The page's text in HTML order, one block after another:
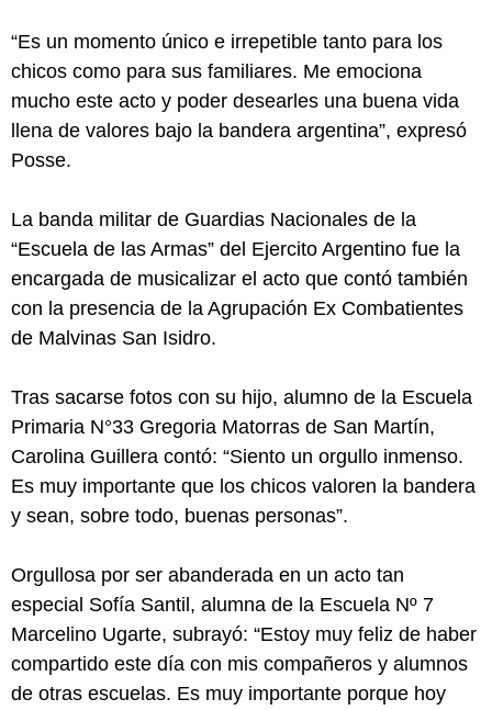
“Es un momento único e irrepetible tanto para los
chicos como para sus familiares. Me emociona
mucho este acto y poder desearles una buena vida
llena de valores bajo la bandera argentina”, expresó
Posse.
La banda militar de Guardias Nacionales de la
“Escuela de las Armas” del Ejercito Argentino fue la
encargada de musicalizar el acto que contó también
con la presencia de la Agrupación Ex Combatientes
de Malvinas San Isidro.
Tras sacarse fotos con su hijo, alumno de la Escuela
Primaria N°33 Gregoria Matorras de San Martín,
Carolina Guillera contó: “Siento un orgullo inmenso.
Es muy importante que los chicos valoren la bandera
y sean, sobre todo, buenas personas”.
Orgullosa por ser abanderada en un acto tan
especial Sofía Santil, alumna de la Escuela Nº 7
Marcelino Ugarte, subrayó: “Estoy muy feliz de haber
compartido este día con mis compañeros y alumnos
de otras escuelas. Es muy importante porque hoy